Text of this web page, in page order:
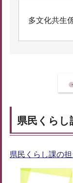
多文化共生
県民くらし
県民くらし課の